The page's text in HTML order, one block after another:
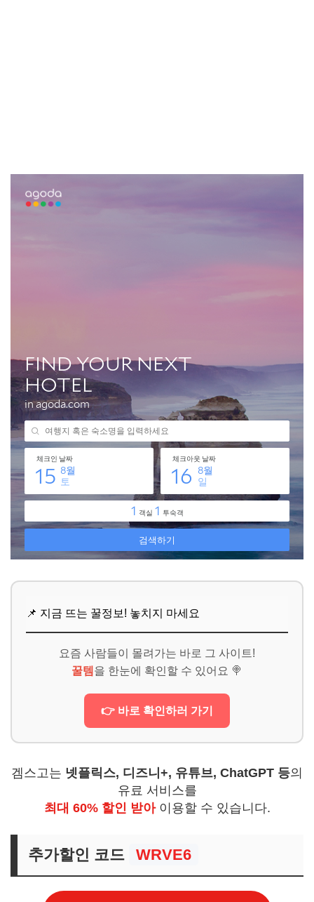
📌 지금 뜨는 꿀정보! 놓치지 마세요
요즘 사람들이 몰려가는 바로 그 사이트!
꿀템 을 한눈에 확인할 수 있어요 🍭
👉 바로 확인하러 가기
겜스고는 넷플릭스, 디즈니+, 유튜브, ChatGPT 등의
유료 서비스를
최대 60% 할인 받아이용할 수 있습니다.
추가할인 코드 WRVE6